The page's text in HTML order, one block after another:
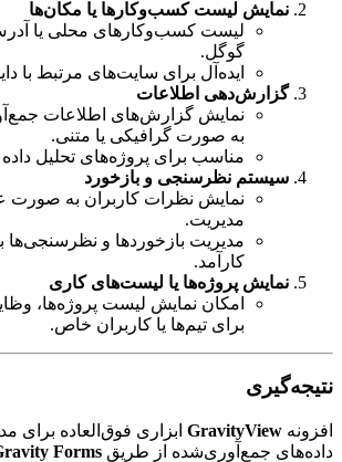
نمایش لیست کسب‌وکارها یا مکان‌ها
لیست کسب‌وکارهای محلی یا
گوگل.
ایده‌آل برای سایت‌های مرتبط با
گزارش‌دهی اطلاعات
نمایش گزارش‌های اطلاعات
به صورت گرافیکی یا متنی.
مناسب برای پروژه‌های تحلیل داده
سیستم نظرسنجی و بازخورد
نمایش نظرات کاربران به صورت
مدیریت.
مدیریت بازخوردها و
کارآمد.
نمایش پروژه‌ها یا لیست‌های کاری
امکان نمایش لیست پروژه‌ها،
برای تیم‌ها یا کاربران خاص.
نتیجه‌گیری
افزونه GravityView ابزاری فوق‌العاده برای
داده‌های جمع‌آوری‌شده از طریق Forms